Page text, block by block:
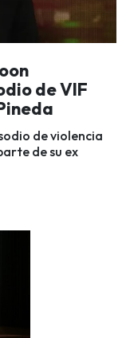
de VIF
de violencia
de su ex